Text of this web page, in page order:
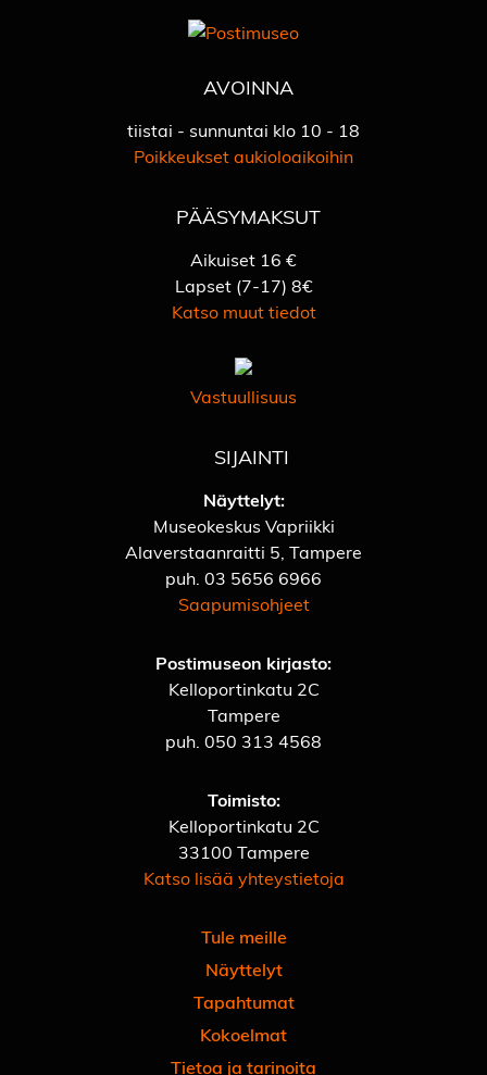
AVOINNA
tiistai - sunnuntai klo 10 - 18
Poikkeukset aukioloaikoihin
PÄÄSYMAKSUT
Aikuiset 16 €
Lapset (7-17) 8€
Katso muut tiedot
Vastuullisuus
SIJAINTI
Näyttelyt:
Museokeskus Vapriikki
Alaverstaanraitti 5, Tampere
puh. 03 5656 6966
Saapumisohjeet
Postimuseon kirjasto:
Kelloportinkatu 2C
Tampere
puh. 050 313 4568
Toimisto:
Kelloportinkatu 2C
33100 Tampere
Katso lisää yhteystietoja
Tule meille
Näyttelyt
Tapahtumat
Kokoelmat
Tietoa ja tarinoita